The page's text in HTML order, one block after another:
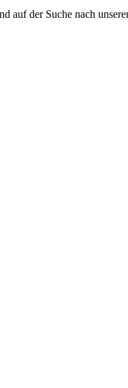
auf der Suche nach